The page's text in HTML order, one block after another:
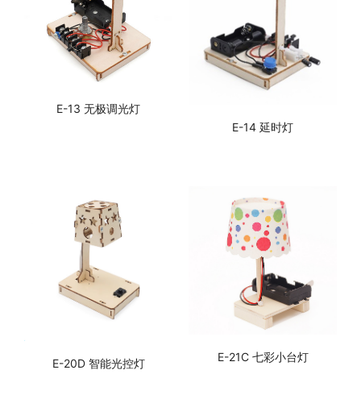
E-13 无极调光灯
E-14 延时灯
E-20D 智能光控灯 E-21C 七彩小台灯